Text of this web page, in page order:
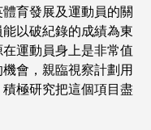
育發展及運動員的關
以破紀錄的成績為東
運動員身上是非常值
會，親臨視察計劃用
極研究把這個項目盡